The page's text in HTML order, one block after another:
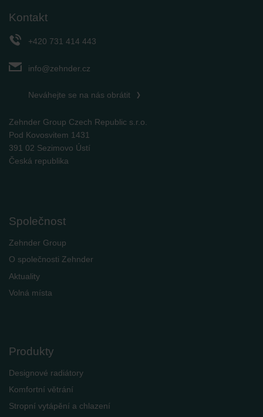
Kontakt
+420 731 414 443
info@zehnder.cz
Neváhejte se na nás obrátit
Zehnder Group Czech Republic s.r.o.
Pod Kovosvitem 1431
391 02 Sezimovo Ústí
Česká republika
Společnost
Zehnder Group
O společnosti Zehnder
Aktuality
Volná místa
Produkty
Designové radiátory
Komfortní větrání
Stropní vytápění a chlazení